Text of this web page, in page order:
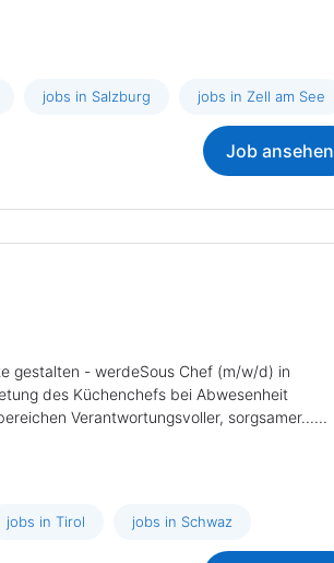
jobs in Salzburg jobs in Zell am See
Job ansehen
gestalten - werdeSous Chef (m/w/d) in
des Küchenchefs bei Abwesenheit
Verantwortungsvoller, sorgsamer......
jobs in Tirol jobs in Schwaz